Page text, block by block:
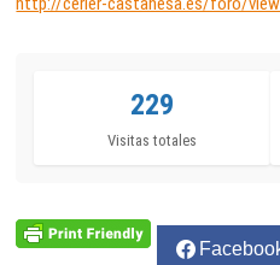
229
Visitas totales